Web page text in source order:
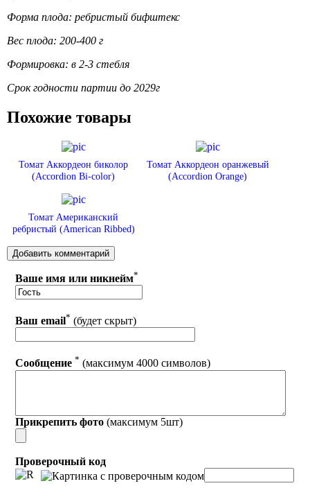
Форма плода: ребристый бифштекс
Вес плода: 200-400 г
Формировка: в 2-3 стебля
Срок годности партии до 2029г
Похожие товары
Томат Аккордеон биколор
(Accordion Вi-color)
Томат Аккордеон оранжевый
(Accordion Orange)
Томат Американский
ребристый (American Ribbed)
Ваше имя или никнейм*
Ваш email* (будет скрыт)
Сообщение * (максимум 4000 символов)
Прикрепить фото (максимум 5шт)
Проверочный код